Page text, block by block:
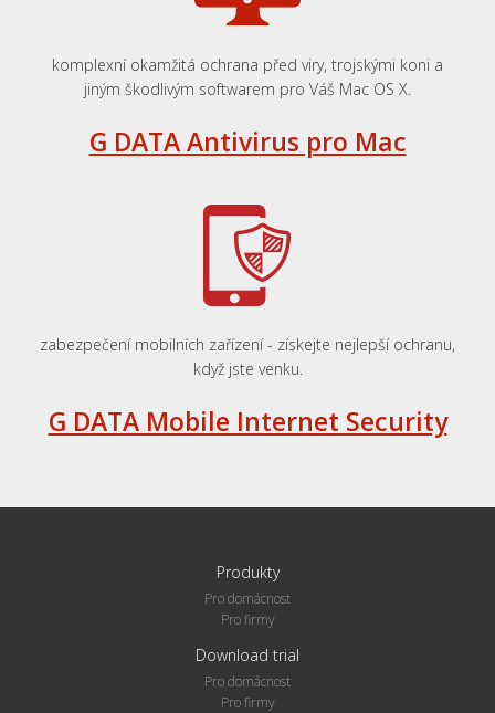
komplexní okamžitá ochrana před viry, trojskými koni a
jiným škodlivým softwarem pro Váš Mac OS X
G DATA Antivirus pro Mac
zabezpečení mobilních zařízení - získejte nejlepší ochranu,
když jste venku
G DATA Mobile Internet Security
Produkty
Pro domácnost
Pro firmy
Download trial
Pro domácnost
Pro firmy